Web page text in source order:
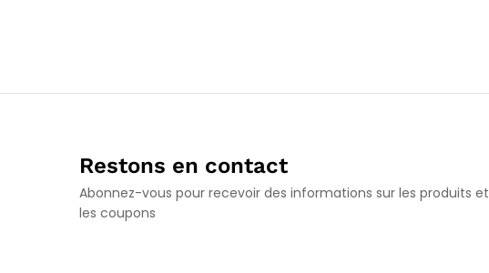
Restons en contact
Abonnez-vous pour recevoir des informations sur les produits et
les coupons